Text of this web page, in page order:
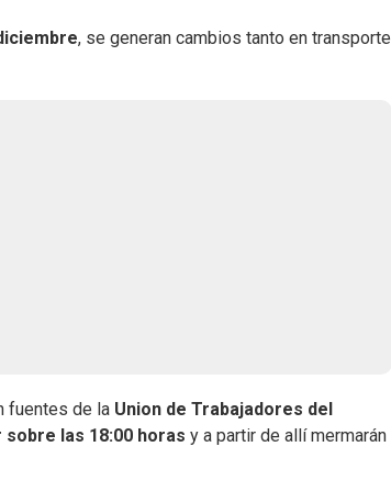
, se generan cambios tanto en transporte
fuentes de la Union de Trabajadores del
las 18:00 horas y a partir de allí mermarán